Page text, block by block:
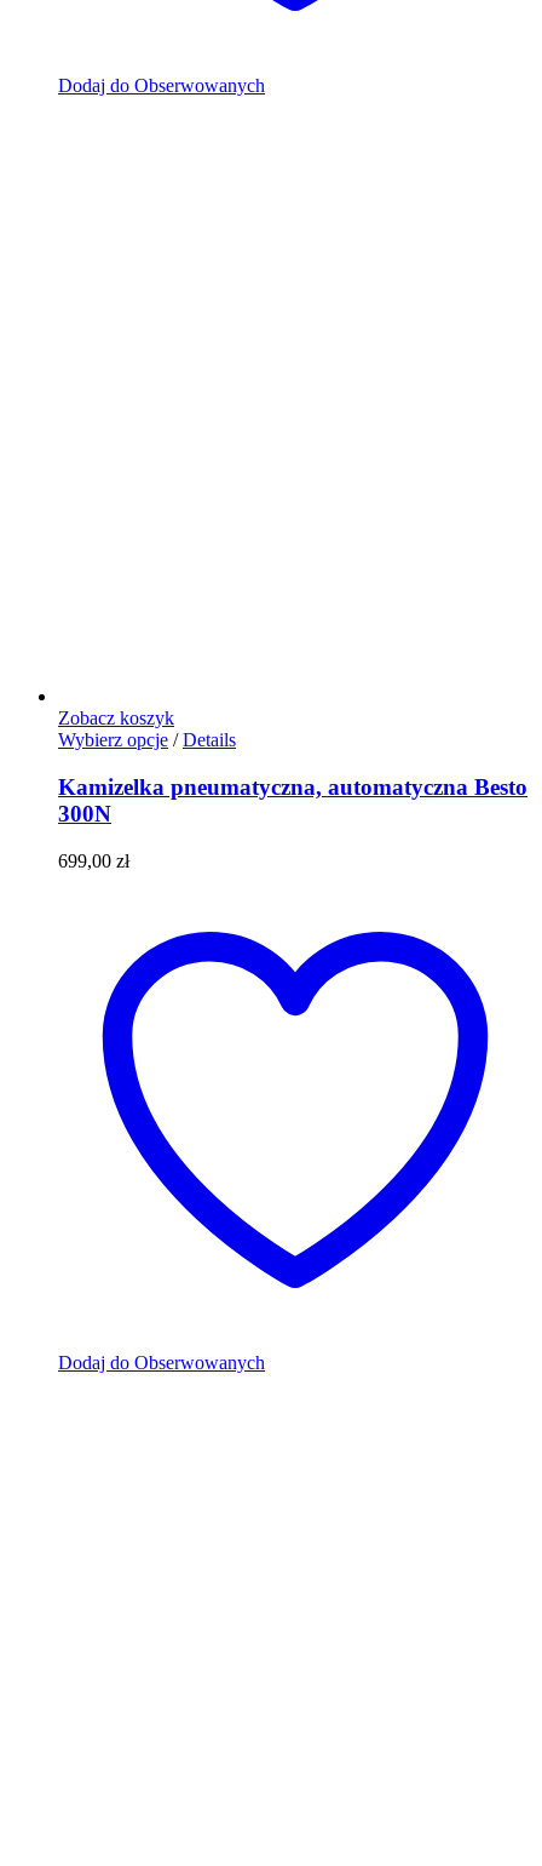
Dodaj do Obserwowanych
Zobacz koszyk
Wybierz opcje Ten
ma
wiele
stronie
produktu
/ Details
Kamizelka pneumatyczna, automatyczna Besto
300N
699,00 zł
Dodaj do Obserwowanych